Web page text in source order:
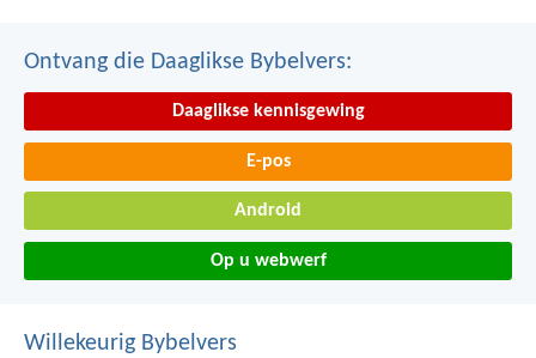
Ontvang die Daaglikse Bybelvers:
Daaglikse kennisgewing
E-pos
Android
Op u webwerf
Willekeurig Bybelvers